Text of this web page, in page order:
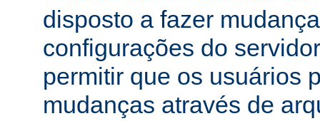
disposto a fazer
configurações do
permitir que os usuários
mudanças através de